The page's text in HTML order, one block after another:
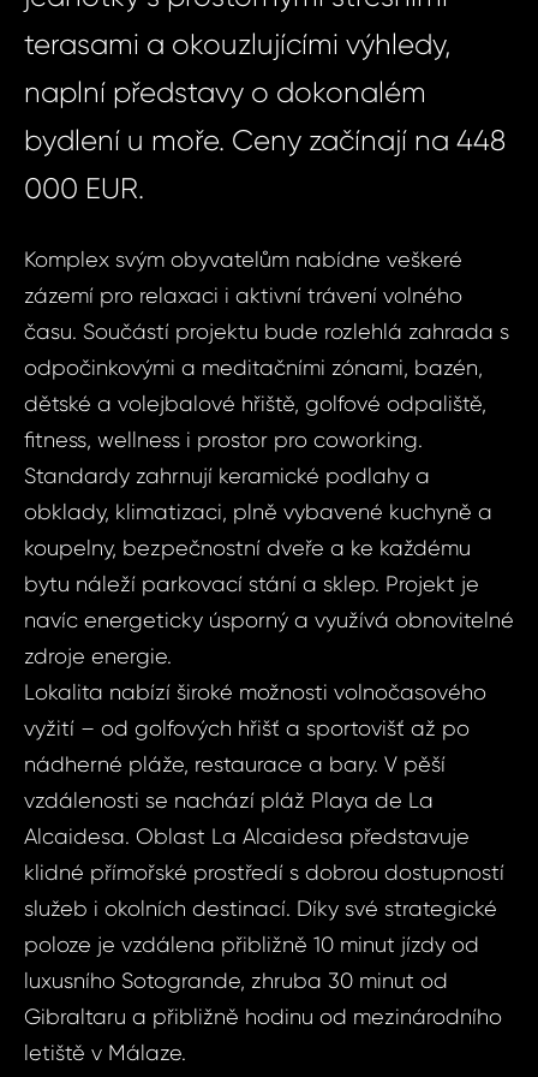
terasami a okouzlujícími výhledy,
naplní představy o dokonalém
bydlení u moře. Ceny začínají na 448
000 EUR.
Komplex svým obyvatelům nabídne veškeré
zázemí pro relaxaci i aktivní trávení volného
času. Součástí projektu bude rozlehlá zahrada s
odpočinkovými a meditačními zónami, bazén,
dětské a volejbalové hřiště, golfové odpaliště,
fitness, wellness i prostor pro coworking.
Standardy zahrnují keramické podlahy a
obklady, klimatizaci, plně vybavené kuchyně a
koupelny, bezpečnostní dveře a ke každému
bytu náleží parkovací stání a sklep. Projekt je
navíc energeticky úsporný a využívá obnovitelné
zdroje energie.
Lokalita nabízí široké možnosti volnočasového
vyžití – od golfových hřišť a sportovišť až po
nádherné pláže, restaurace a bary. V pěší
vzdálenosti se nachází pláž Playa de La
Alcaidesa. Oblast La Alcaidesa představuje
klidné přímořské prostředí s dobrou dostupností
služeb i okolních destinací. Díky své strategické
poloze je vzdálena přibližně 10 minut jízdy od
luxusního Sotogrande, zhruba 30 minut od
Gibraltaru a přibližně hodinu od mezinárodního
letiště v Málaze.
Sjednat
ID2166 - Byt
3+kk,
La